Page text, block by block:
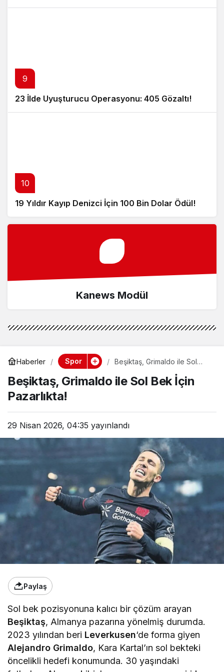
9
23 İlde Uyuşturucu Operasyonu: 405 Gözaltı!
10
19 Yıldır Kayıp Denizci İçin 100 Bin Dolar Ödül!
Kanews Modül
Haberler Spor
Beşiktaş, Grimaldo ile Sol
Beşiktaş, Grimaldo ile Sol Bek İçin
Pazarlıkta!
29 Nisan 2026, 04:35 yayınlandı
Paylaş
Sol bek pozisyonuna kalıcı bir çözüm arayan
Beşiktaş, Almanya pazarına yönelmiş durumda.
2023 yılından beri Leverkusen‘de forma giyen
Alejandro Grimaldo, Kara Kartal’ın sol bekteki
öncelikli hedefi konumunda. 30 yaşındaki